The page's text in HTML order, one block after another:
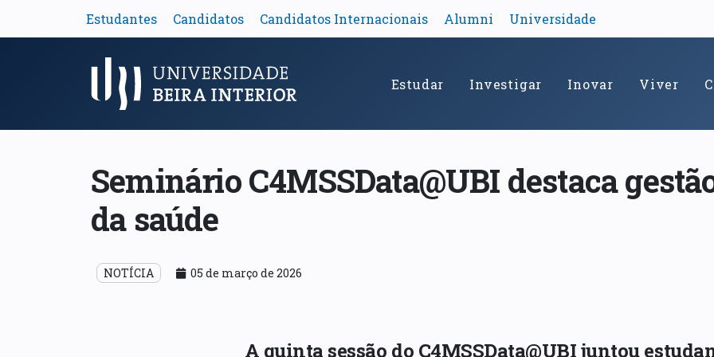
Estudantes Candidatos Candidatos Internacionais Alumni Universidade
Menu Principal Estudar Investigar Inovar Viver
Seminário C4MSSData@UBI destaca
da saúde
NOTÍCIA 05 de março de 2026
A quinta sessão do C4MSSData@UBI juntou